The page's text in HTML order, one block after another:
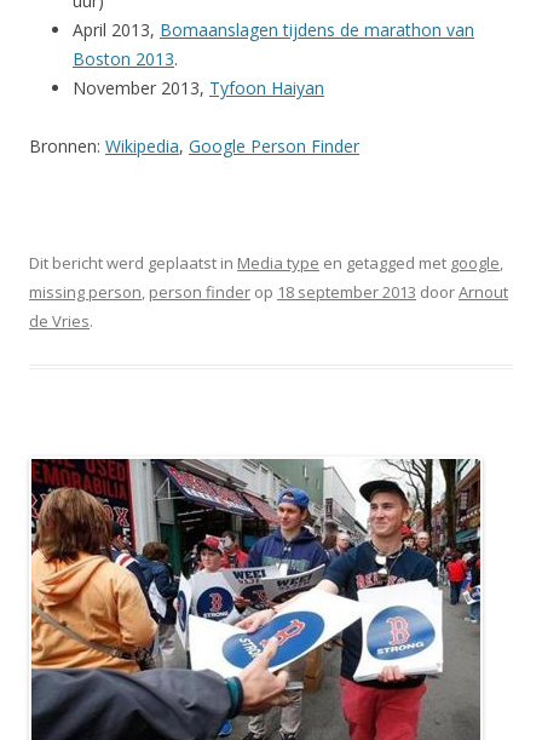
April 2013, Bomaanslagen tijdens de marathon van
Boston 2013.
November 2013, Tyfoon Haiyan
Bronnen: Wikipedia, Google Person Finder
Dit bericht werd geplaatst in Media type en getagged met google,
missing person, person finder op 18 september 2013 doorArnout
de Vries.